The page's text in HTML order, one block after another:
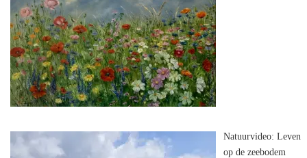
Natuurvideo: Leven
op de zeebodem